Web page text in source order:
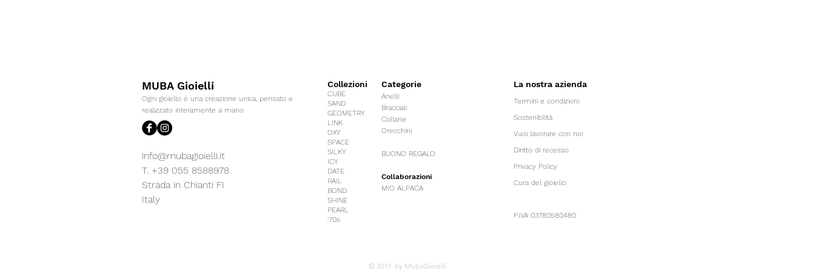
MUBA Gioielli
Ogni gioiello è una creazione unica, pensato e
realizzato interamente a mano
Collezioni
CUBE
SAND
GEOMETRY
LINK
OXY
SPACE
SILKY
ICY
DATE
RAIL
BOND
SHINE
PEARL
'70s
Categorie
Anelli
Bracciali
Collane
Orecchini
BUONO REGALO
Collaborazioni
MIO ALPACA
La nostra azienda
Termini e condizioni
Sostenibilità
Vuoi lavorare con noi
Diritto di recesso
Privacy Policy
Cura del gioiello
P.IVA 03780580480
info@mubagioielli.it
T. +39 055 8588978
Strada in Chianti FI
Italy
© 2019 by MubaGioielli